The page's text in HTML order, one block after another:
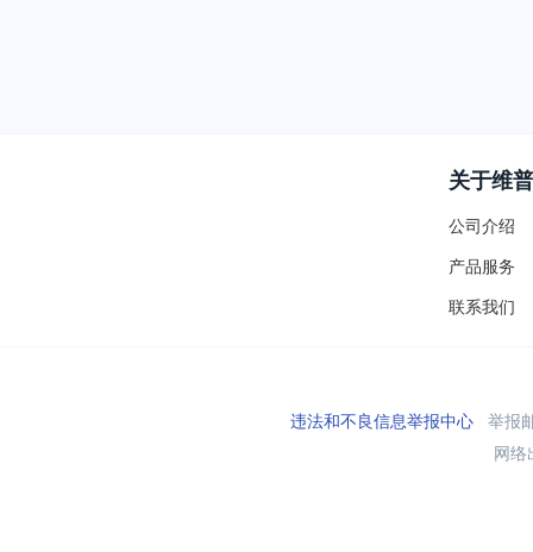
关于维普
公司介绍
产品服务
联系我们
违法和不良信息举报中心举报
网